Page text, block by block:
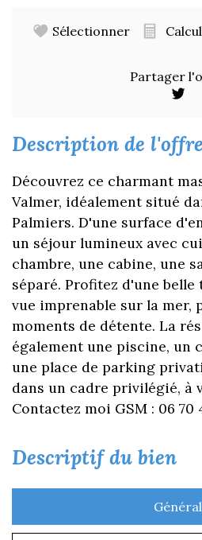
Sélectionner
Partager
description de l'offre
Découvrez ce charmant
Valmer, idéalement situé
Palmiers. D'une surface
un séjour lumineux avec
chambre, une cabine, une
séparé. Profitez d'une belle
vue imprenable sur la mer,
moments de détente. La
également une piscine, un
une place de parking
dans un cadre privilégié, à
Contactez moi GSM : 06 70
descriptif du bien
Général